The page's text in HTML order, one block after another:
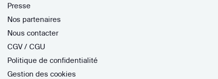
Presse
Nos partenaires
Nous contacter
CGV / CGU
Politique de confidentialité
Gestion des cookies